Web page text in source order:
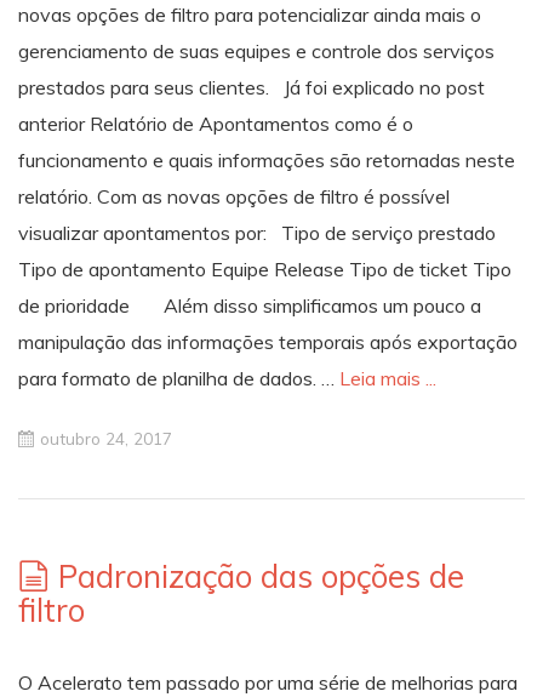
novas opções de filtro para potencializar ainda mais o
gerenciamento de suas equipes e controle dos serviços
prestados para seus clientes. Já foi explicado no post
anterior Relatório de Apontamentos como é o
funcionamento e quais informações são retornadas neste
relatório. Com as novas opções de filtro é possível
visualizar apontamentos por: Tipo de serviço prestado
Tipo de apontamento Equipe Release Tipo de ticket Tipo
de prioridade Além disso simplificamos um pouco a
manipulação das informações temporais após exportação
para formato de planilha de dados. … Leia mais ...
outubro 24, 2017
Padronização das opções de
filtro
O Acelerato tem passado por uma série de melhorias para